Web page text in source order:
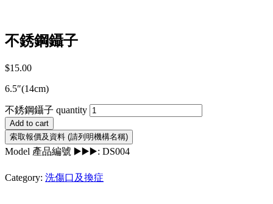
不銹鋼鑷子
$15.00
6.5″(14cm)
不銹鋼鑷子 quantity
Add to cart
Model 產品編號 ▶️▶️▶️: DS004
Category: 洗傷口及換症